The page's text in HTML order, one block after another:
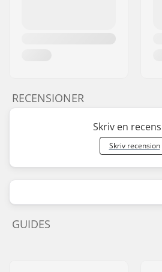
RECENSIONER
Skriv en
Skriv recension
GUIDES